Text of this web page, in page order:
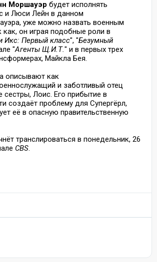
Моршауэр будет исполнять
и Люси Лейн в данном
уже можно назвать военным
как, он играя подобные роли в
Икс: Первый класс", "Безумный
"Агенты Щ.И.Т." и в первых трех
Майкла Бея.
описывают как
и заботливый отец
Лоис. Его прибытие в
создаёт проблему для Супергёрл,
её в опасную правительственную
транслироваться в понедельник, 26
CBS.